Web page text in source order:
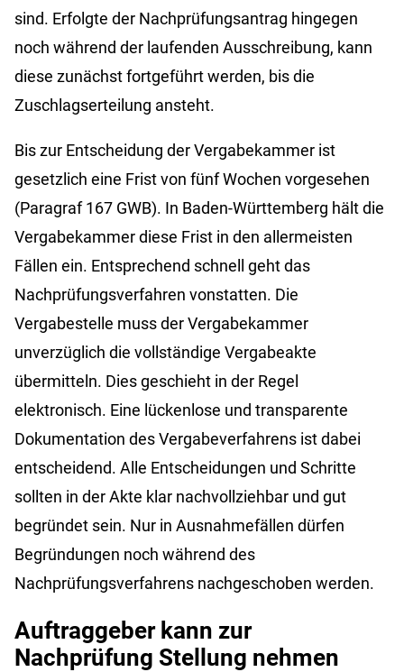
sind. Erfolgte der Nachprüfungsantrag hingegen
noch während der laufenden Ausschreibung, kann
diese zunächst fortgeführt werden, bis die
Zuschlagserteilung ansteht.
Bis zur Entscheidung der Vergabekammer ist
gesetzlich eine Frist von fünf Wochen vorgesehen
(Paragraf 167 GWB). In Baden-Württemberg hält die
Vergabekammer diese Frist in den allermeisten
Fällen ein. Entsprechend schnell geht das
Nachprüfungsverfahren vonstatten. Die
Vergabestelle muss der Vergabekammer
unverzüglich die vollständige Vergabeakte
übermitteln. Dies geschieht in der Regel
elektronisch. Eine lückenlose und transparente
Dokumentation des Vergabeverfahrens ist dabei
entscheidend. Alle Entscheidungen und Schritte
sollten in der Akte klar nachvollziehbar und gut
begründet sein. Nur in Ausnahmefällen dürfen
Begründungen noch während des
Nachprüfungsverfahrens nachgeschoben werden.
Auftraggeber kann zur
Nachprüfung Stellung nehmen